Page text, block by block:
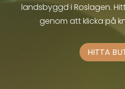
landsbyggd i Roslagen.
genom att klicka på
HITTA